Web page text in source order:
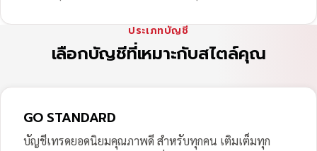
ประเภทบัญชี
เลือกบัญชีที่เหมาะกับสไตล์คุณ
GO STANDARD
บัญชีเทรดยอดนิยมคุณภาพดี สำหรับทุกคน เติมเต็มทุก